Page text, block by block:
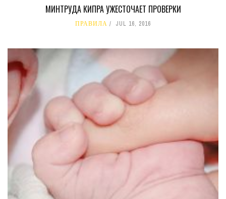
МИНТРУДА КИПРА УЖЕСТОЧАЕТ ПРОВЕРКИ
ПРАВИЛА JUL 16, 2016